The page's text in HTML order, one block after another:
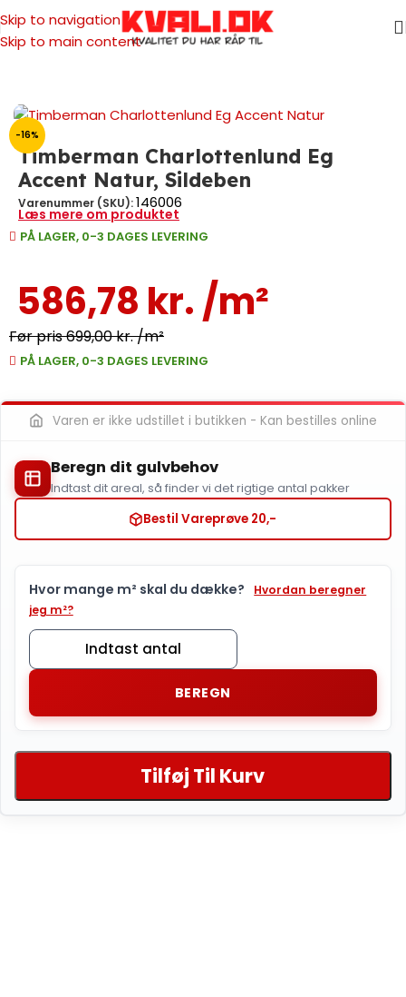
Skip to navigation
Skip to main content
Forside /Gulve/ Trægulv/Sildebensgulve
-16%
Timberman Charlottenlund Eg
Accent Natur, Sildeben
Varenummer (SKU):146006
Læs mere om produktet
PÅ LAGER, 0-3 DAGES LEVERING
586,78 kr. /m²
699,00kr./m²
PÅ LAGER, 0-3 DAGES LEVERING
Varen er ikke udstillet i butikken - Kan bestilles online
Beregn dit gulvbehov
Indtast dit areal, så finder vi det rigtige antal pakker
Bestil Vareprøve 20,-
Hvor mange m² skal du dække?
Hvordan beregner
jeg m²?
BEREGN
Tilføj Til Kurv